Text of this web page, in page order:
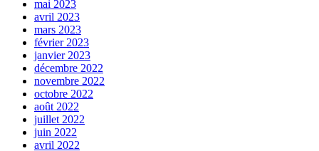
mai 2023
avril 2023
mars 2023
février 2023
janvier 2023
décembre 2022
novembre 2022
octobre 2022
août 2022
juillet 2022
juin 2022
avril 2022